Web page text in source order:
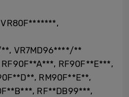
VR7MD96****/**
RF90F**E***,
RM90F**E**,
RF**DB99***,